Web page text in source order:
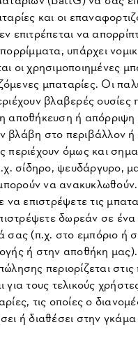
και οι
επιτρέπεται να
υπάρχει
οι χρησιμοποιημένες
μπαταρίες. Οι
βλαβερές ουσίες
αποθήκευση ή απόρριψη
βλάβη στο περιβάλλον ή
περιέχουν όμως και
σίδηρο, ψευδάργυρο,
μπορούν να
να επιστρέψετε τις
δωρεάν σε
σας (π.χ. στο εμπόριο ή
ή στην αποθήκη
περιορίζεται
για τους τελικούς
τις οποίες ο
ή διαθέσει στην